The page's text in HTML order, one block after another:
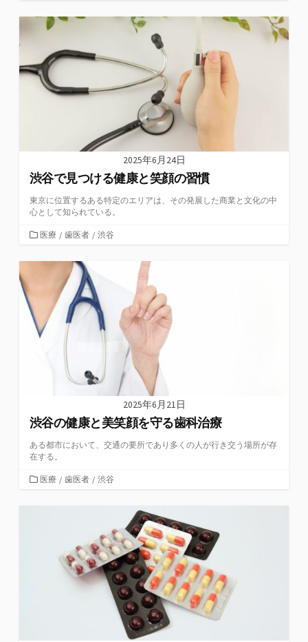
ゴ
2025年6月24日
渋谷で見つける健康と笑顔の習慣
東京に位置するある特定のエリアは、その発展した商業と文化の中
心として知られている。
カ
ゴ
医療 / 歯医者 / 渋谷
2025年6月21日
渋谷の健康と美笑顔を守る歯科治療
ある都市において、交通の要所であり多くの人が行き交う場所が存
在する。
カ医療 / 歯医者 / 渋谷